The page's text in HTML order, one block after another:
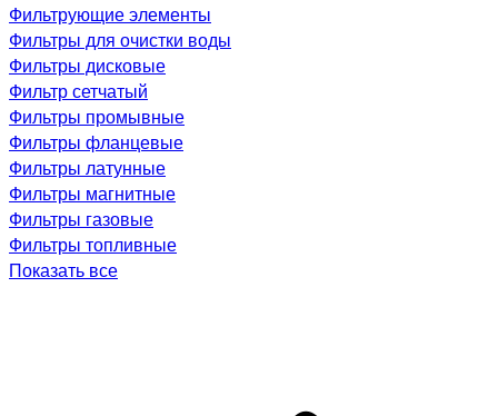
Фильтрующие элементы
Фильтры для очистки воды
Фильтры дисковые
Фильтр сетчатый
Фильтры промывные
Фильтры фланцевые
Фильтры латунные
Фильтры магнитные
Фильтры газовые
Фильтры топливные
Показать все